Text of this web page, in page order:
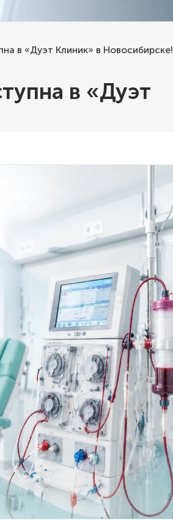
в «Дуэт Клиник» в Новосибирске!
в «Дуэт